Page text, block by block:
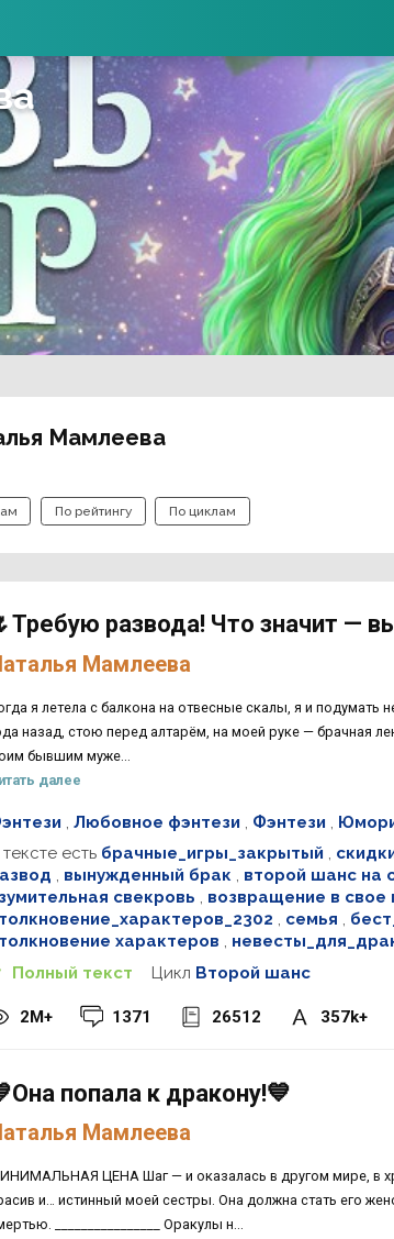
Мамлеева
По рейтингу По циклам
развода! Что значит —
Мамлеева
я летела с балкона на отвесные скалы, я и подумать
назад, стою перед алтарём, на моей руке — брачная
бывшим муже...
далее
, Любовное фэнтези , Фэнтези ,
есть брачные_игры_закрытый ,
, вынужденный брак , второй шанс на
свекровь , возвращение в
, семья ,
характеров ,
Полный текст
Цикл Второй шанс
2M+ 1371 26512 357k+
попала к дракону!💙
Мамлеева
ЦЕНА Шаг — и оказалась в другом мире, в
и… истинный моей сестры. Она должна стать его
________________ Оракулы н...